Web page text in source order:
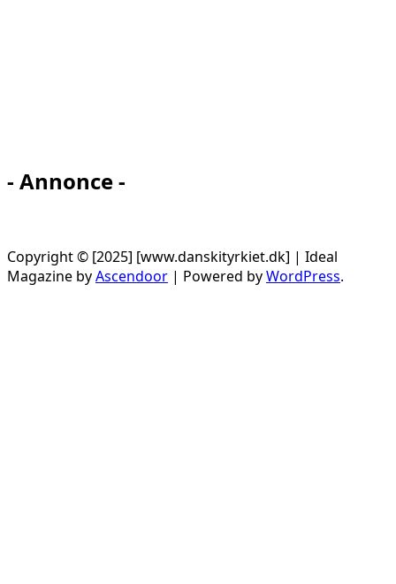
- Annonce -
Copyright © [2025] [www.danskityrkiet.dk] | Ideal
Magazine byAscendoor | Powered byWordPress.